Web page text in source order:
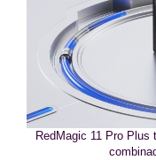
RedMagic 11 Pro Plus